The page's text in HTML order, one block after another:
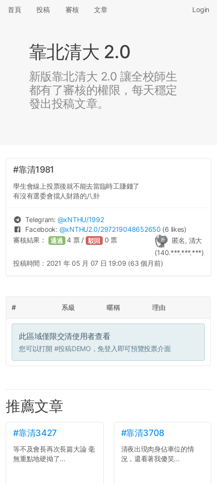
首頁 投稿 審核 文章 Login
靠北清大 2.0
新版靠北清大 2.0 讓全校師生
都有了審核的權限，每天穩定
發出投稿文章。
#靠清1981
學生會線上投票後就不能去當臨時工賺錢了
有沒有選委會擋人財路的八卦
Telegram: @xNTHU/1992
Facebook: @xNTHU2.0/297219048652650 (6 likes)
匿名, 清大
(140.***.***.***)
審核結果： 通過 4 票 / 駁回 0 票
投稿時間： 2021 年 05 月 07 日 19:09 (63 個月前)
# 系級 暱稱 理由
此區域僅限交清使用者查看
您可以打開 #投稿DEMO ，免登入即可預覽投票介面
推薦文章
#靠清3427
等不及會長再次長篇大論 毫
無重點地硬拗了...
#靠清3708
清夜出現肉身佔車位的情
況，還看著我傻笑...